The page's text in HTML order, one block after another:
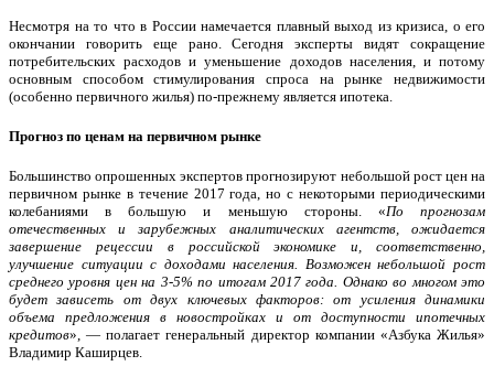
Несмотря на то что в России намечается плавный выход из кризиса, о его
окончании говорить еще рано. Сегодня эксперты видят сокращение
потребительских расходов и уменьшение доходов населения, и потому
основным способом стимулирования спроса на рынке недвижимости
(особенно первичного жилья) по-прежнему является ипотека.
Прогноз по ценам на первичном рынке
Большинство опрошенных экспертов прогнозируют небольшой рост цен на
первичном рынке в течение 2017 года, но с некоторыми периодическими
колебаниями в большую и меньшую стороны. «По прогнозам
отечественных и зарубежных аналитических агентств, ожидается
завершение рецессии в российской экономике и, соответственно,
улучшение ситуации с доходами населения. Возможен небольшой рост
среднего уровня цен на 3-5% по итогам 2017 года. Однако во многом это
будет зависеть от двух ключевых факторов: от усиления динамики
объема предложения в новостройках и от доступности ипотечных
кредитов», — полагает генеральный директор компании «Азбука Жилья»
Владимир Каширцев.